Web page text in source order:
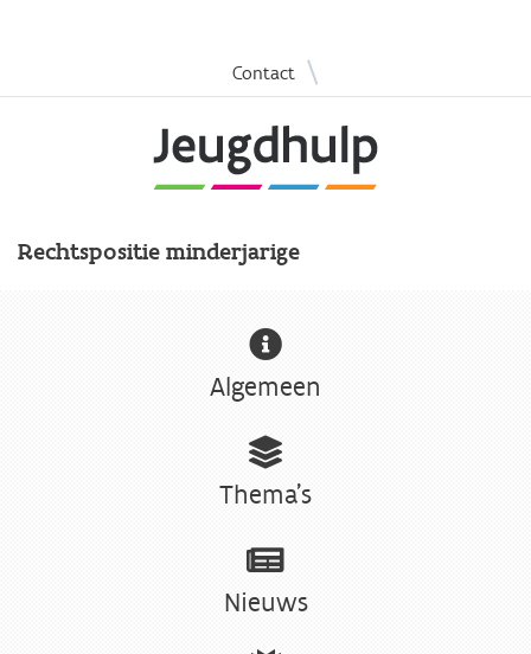
Overslaan
en
naar
de
inhoud
Contact |
Rechtspositie minderjarige
Algemeen
Thema's
Nieuws